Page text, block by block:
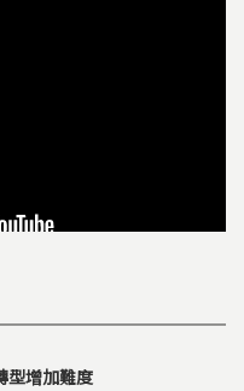
型增加難度